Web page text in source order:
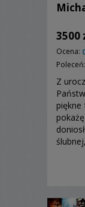
3500
Ocena:
Z
piękne